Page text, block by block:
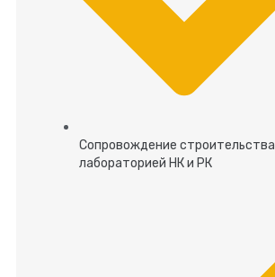
Сопровождение строительства
лабораторией НК и РК